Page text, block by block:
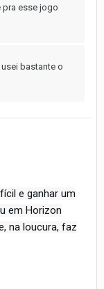
pra esse jogo
bastante o
e ganhar um
em Horizon
na loucura, faz